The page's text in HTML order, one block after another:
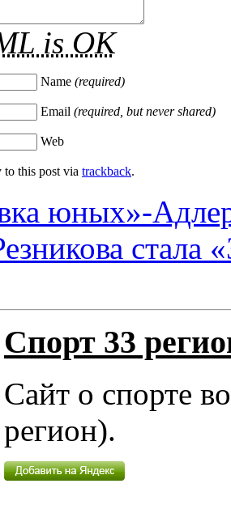
is OK
Name (required)
Email (required, but never shared)
Web
to this post via trackback.
юных»-
стала
Спорт 33
Сайт о спорте
регион).